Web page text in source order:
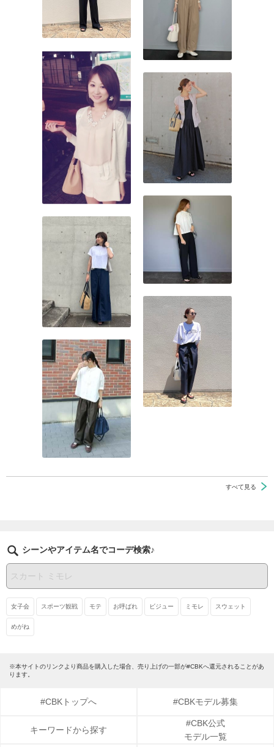
すべて見る
シーンやアイテム名でコーデ検索♪
女子会 スポーツ観戦 モテ お呼ばれ ビジュー ミモレ スウェット
めがね
※本サイトのリンクより商品を購入した場合、売り上げの一部が#CBKへ還元されることがあ
ります。
#CBKトップへ #CBKモデル募集
キーワードから探す
#CBK公式
モデル一覧